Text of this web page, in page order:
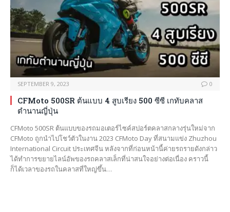
SEPTEMBER 9, 2023 0
CFMoto 500SR ต้นแบบ 4 สูบเรียง 500 ซีซี เกทับคลาส
ตำนานญี่ปุ่น
CFMoto 500SR ต้นแบบของรถมอเตอร์ไซค์สปอร์ตคลาสกลางรุ่นใหม่จาก
CFMoto ถูกนำไปโชว์ตัวในงาน 2023 CFMoto Day ที่สนามแข่ง Zhuzhou
International Circuit ประเทศจีน หลังจากที่ก่อนหน้านี้ค่ายรถรายดังกล่าว
ได้ทำการขยายไลน์อัพของรถคลาสเล็กที่น่าสนใจอย่างต่อเนื่อง คราวนี้
ก็ได้เวลาของรถในคลาสที่ใหญ่ขึ้น…